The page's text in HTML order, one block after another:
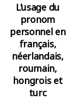
L’usage du
pronom
personnel en
français,
néerlandais,
roumain,
hongrois et
turc